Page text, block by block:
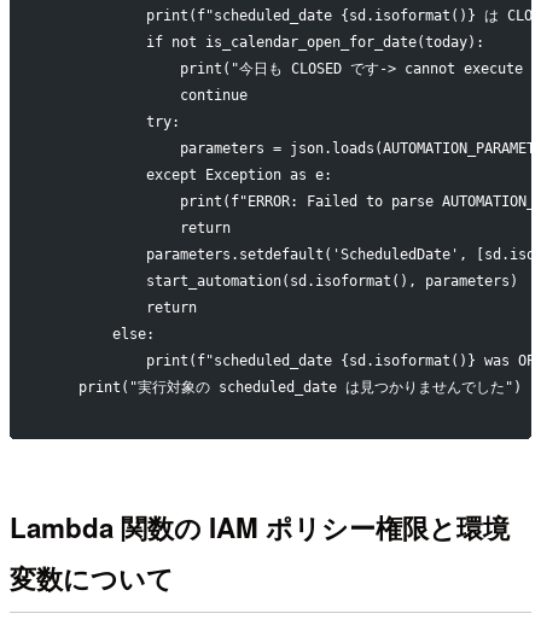
print(f"scheduled_date {sd.isoformat()} は
            if not is_calendar_open_for_date(today):
print("今日も CLOSED です-> cannot execute
                continue
            try:
parameters =
            except Exception as e:
print(f"ERROR: Failed to parse
                return
parameters.setdefault('ScheduledDate',
            start_automation(sd.isoformat(), parameters)
            return
        else:
print(f"scheduled_date {sd.isoformat()} was
    print("実行対象の scheduled_date は見つかりませんでした")
Lambda 関数の IAM ポリシー権限と環境
変数について